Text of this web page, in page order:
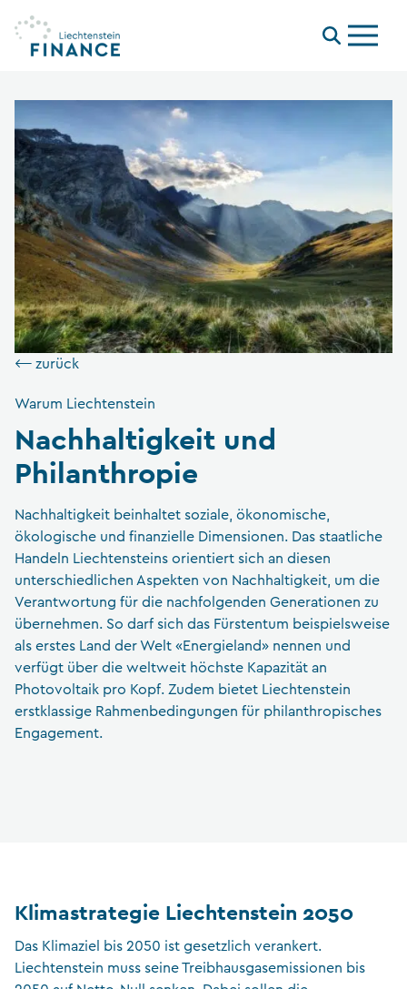
Menu
⟵ zurück
Warum Liechtenstein
Nachhaltigkeit und
Philanthropie
Nachhaltigkeit beinhaltet soziale, ökonomische,
ökologische und finanzielle Dimensionen. Das staatliche
Handeln Liechtensteins orientiert sich an diesen
unterschiedlichen Aspekten von Nachhaltigkeit, um die
Verantwortung für die nachfolgenden Generationen zu
übernehmen. So darf sich das Fürstentum beispielsweise
als erstes Land der Welt «Energieland» nennen und
verfügt über die weltweit höchste Kapazität an
Photovoltaik pro Kopf. Zudem bietet Liechtenstein
erstklassige Rahmenbedingungen für philanthropisches
Engagement.
Klimastrategie Liechtenstein 2050
Das Klimaziel bis 2050 ist gesetzlich verankert.
Liechtenstein muss seine Treibhausgasemissionen bis